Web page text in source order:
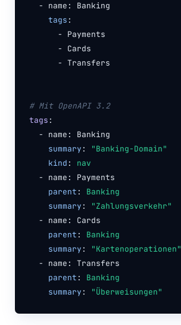
- name: Banking
tags :
- Payments
- Cards
- Transfers
# Mit OpenAPI 3.2
tags :
- name: Banking
summary :
"Banking-Domain"
kind : nav
- name: Payments
parent : Banking
summary :
"Zahlungsverkehr"
- name: Cards
parent : Banking
summary :
"Kartenoperationen"
- name: Transfers
parent : Banking
summary : "Überweisungen"